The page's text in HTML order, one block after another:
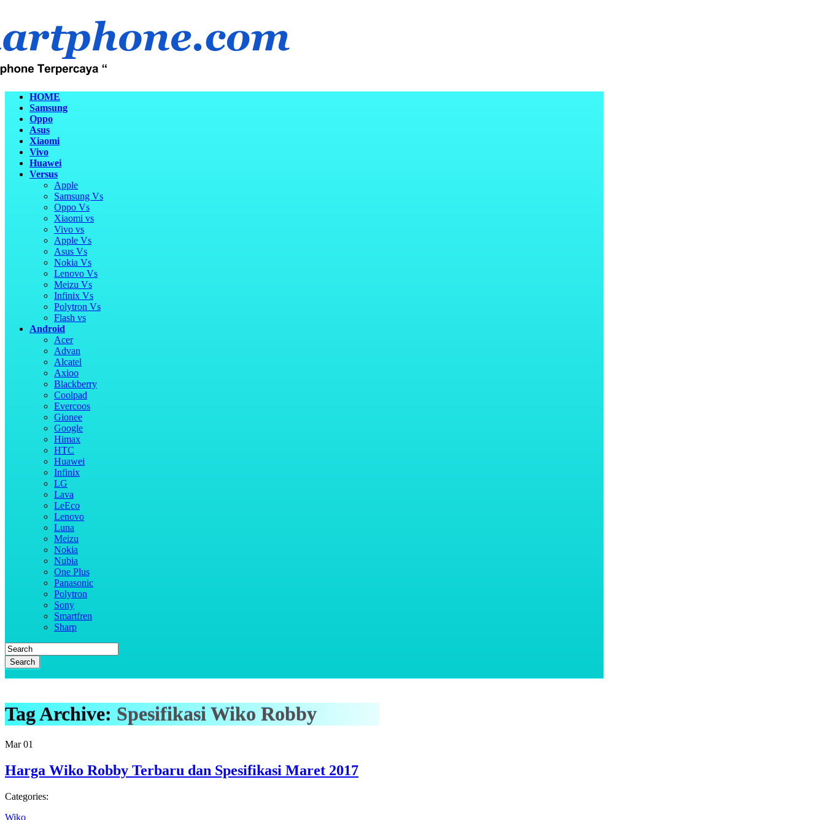
HOME
Samsung
Oppo
Asus
Xiaomi
Vivo
Huawei
Versus
Apple
Samsung Vs
Oppo Vs
Xiaomi vs
Vivo vs
Apple Vs
Asus Vs
Nokia Vs
Lenovo Vs
Meizu Vs
Infinix Vs
Polytron Vs
Flash vs
Android
Acer
Advan
Alcatel
Axioo
Blackberry
Coolpad
Evercoos
Gionee
Google
Himax
HTC
Huawei
Infinix
LG
Lava
LeEco
Lenovo
Luna
Meizu
Nokia
Nubia
One Plus
Panasonic
Polytron
Sony
Smartfren
Sharp
Search
Tag Archive: Spesifikasi Wiko Robby
Mar 01
Harga Wiko Robby Terbaru dan Spesifikasi Maret 2017
Categories:
Wiko